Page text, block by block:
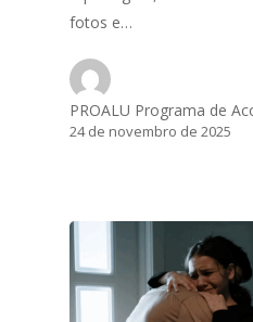
fotos e…
PROALU Programa de
24 de novembro de 2025